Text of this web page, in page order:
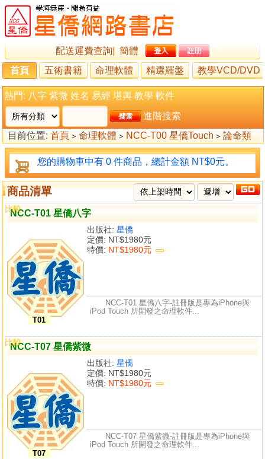
配送運費查詢
簡體
首頁
五術書籍 命理軟體 精選羅盤 教學VCD/DVD
熱門: 八字 紫微 姓名 易經 堪輿 教學 軟件
進階搜索
目前位置: 首頁 > 命理軟體 > NCC-T00 星僑Touch > 論命類
您的購物車中有 0 件商品，總計金額 NT$0元。
商品清單
NCC-T01 星僑八字
T01
出版社: 星僑
定價: NT$1980元
特價: NT$1980元
比較
NCC-T01 星僑八字-註冊版是專為iPhone與
iPod Touch 所開發之命理軟件...
NCC-T07 星僑紫微
T07
出版社: 星僑
定價: NT$1980元
特價: NT$1980元
比較
NCC-T07 星僑紫微-註冊版是專為iPhone與
iPod Touch 所開發之命理軟件...